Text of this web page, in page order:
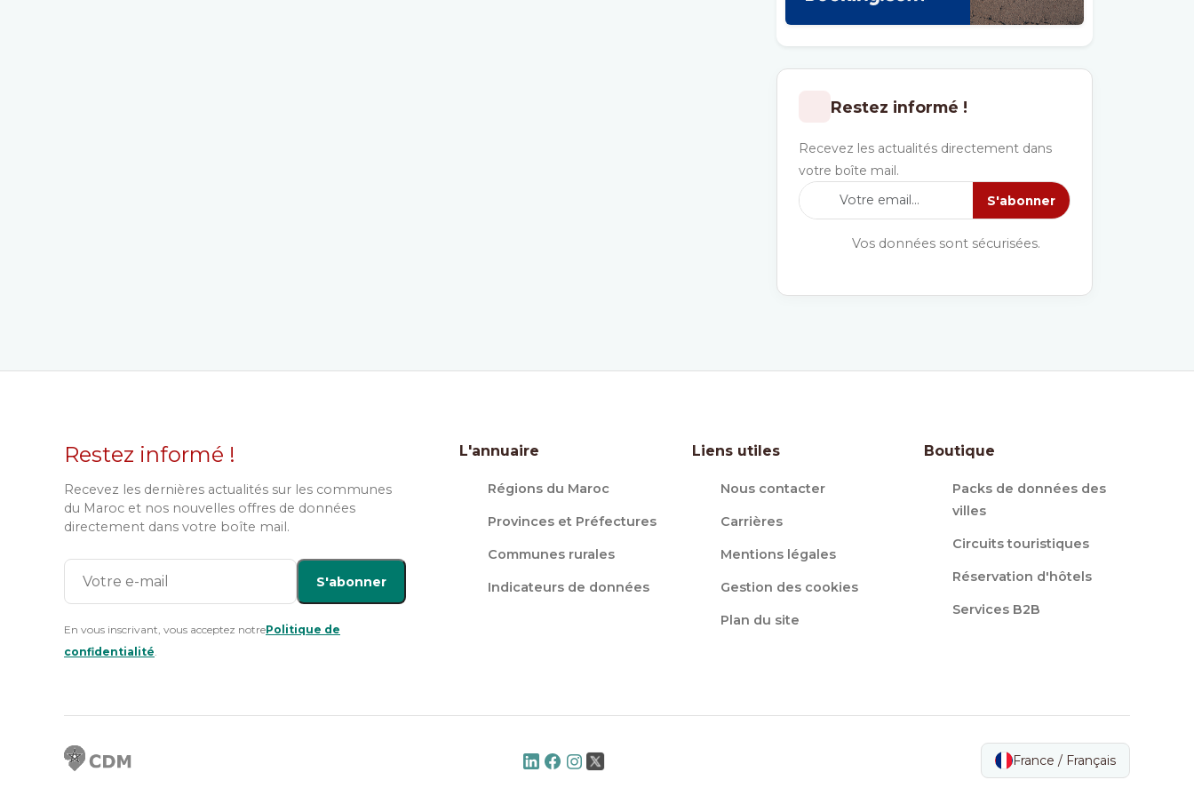
Restez informé !
Recevez les actualités directement dans
votre boîte mail.
S'abonner
Vos données sont sécurisées.
Restez informé !
Recevez les dernières actualités sur les communes
du Maroc et nos nouvelles offres de données
directement dans votre boîte mail.
S'abonner
En vous inscrivant, vous acceptez notrePolitique de
confidentialité.
L'annuaire
Régions du Maroc
Provinces et Préfectures
Communes rurales
Indicateurs de données
Liens utiles
Nous contacter
Carrières
Mentions légales
Gestion des cookies
Plan du site
Boutique
Packs de données des
villes
Circuits touristiques
Réservation d'hôtels
Services B2B
France / Français